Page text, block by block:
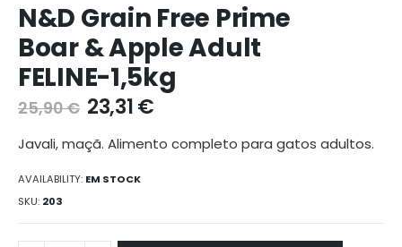
para
o
início
da
galeria
de
N&D Grain Free Prime
Boar & Apple Adult
FELINE-1,5kg
25,90 € 23,31 €
Javali, maçã. Alimento completo para gatos adultos.
AVAILABILITY: EM STOCK
SKU 203